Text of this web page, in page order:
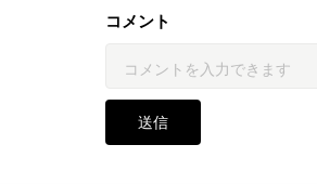
コメント
送信